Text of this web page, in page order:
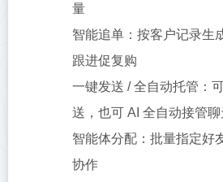
量
智能追单：按客户记录生
跟进促复购
一键发送 / 全自动托管：
送，也可 AI 全自动接管聊
智能体分配：批量指定好
协作